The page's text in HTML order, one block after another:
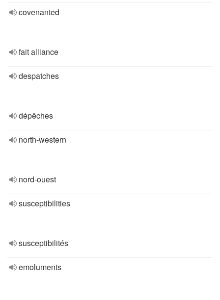
covenanted
fait alliance
despatches
dépêches
north-western
nord-ouest
susceptibilities
susceptibilités
emoluments